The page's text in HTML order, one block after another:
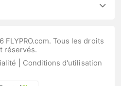
Tous les droits
réservés.
Conditions d'utilisation